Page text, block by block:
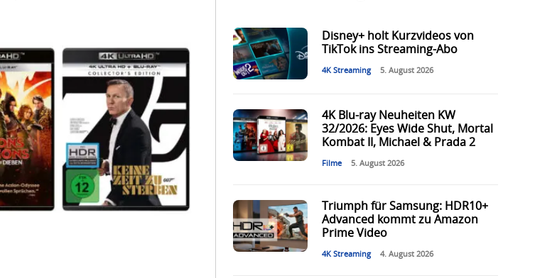
Disney+ holt Kurzvideos von
TikTok ins Streaming-Abo
4K Streaming 5. August 2026
4K Blu-ray Neuheiten KW
32/2026: Eyes Wide Shut, Mortal
Kombat II, Michael & Prada 2
Filme 5. August 2026
Triumph für Samsung: HDR10+
Advanced kommt zu Amazon
Prime Video
4K Streaming 4. August 2026